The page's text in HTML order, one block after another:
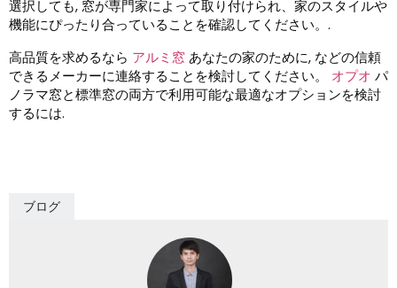
選択しても, 窓が専門家によって取り付けられ、家のスタイルや
機能にぴったり合っていることを確認してください。.
高品質を求めるなら アルミ窓 あなたの家のために, などの信頼
できるメーカーに連絡することを検討してください。 オプオ パ
ノラマ窓と標準窓の両方で利用可能な最適なオプションを検討
するには.
ブログ